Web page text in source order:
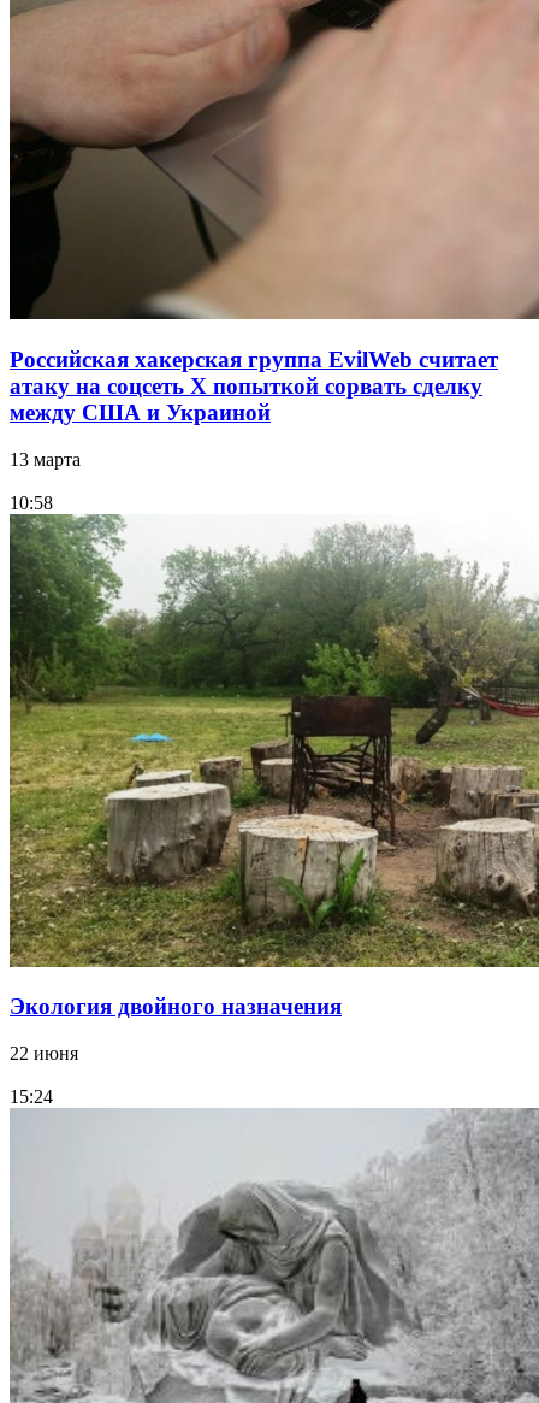
Российская хакерская группа EvilWeb считает
атаку на соцсеть Х попыткой сорвать сделку
между США и Украиной
13 марта
10:58
Экология двойного назначения
22 июня
15:24